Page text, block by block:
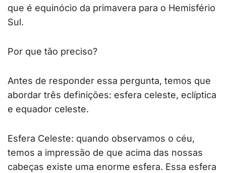
que é equinócio da primavera para o Hemisfério
Sul.
Por que tão preciso?
Antes de responder essa pergunta, temos que
abordar três definições: esfera celeste, eclíptica
e equador celeste.
Esfera Celeste: quando observamos o céu,
temos a impressão de que acima das nossas
cabeças existe uma enorme esfera. Essa esfera